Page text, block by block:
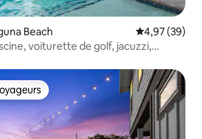
Beach Évaluation
4,97 (39)
voiturette de golf, jacuzzi,
les plus appréciés